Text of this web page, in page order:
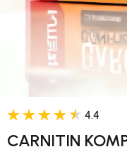
4.4
CARNITIN